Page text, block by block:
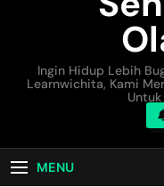
Ingin Hidup Lebih
Learnwichita, Kami
MENU